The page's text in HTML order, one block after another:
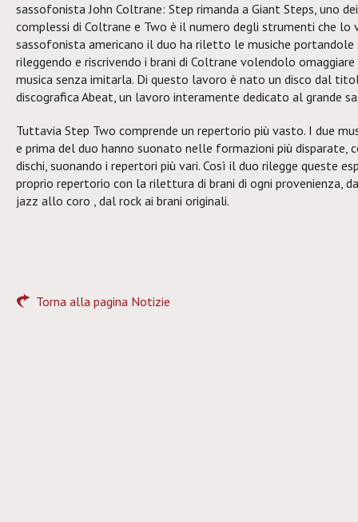
sassofonista John Coltrane: Step rimanda a Giant Steps, uno
complessi di Coltrane e Two è il numero degli strumenti che lo
sassofonista americano il duo ha riletto le musiche portandole
rileggendo e riscrivendo i brani di Coltrane volendolo
musica senza imitarla. Di questo lavoro è nato un disco dal
discografica Abeat, un lavoro interamente dedicato al grande
Tuttavia Step Two comprende un repertorio più vasto. I due
e prima del duo hanno suonato nelle formazioni più disparate,
dischi, suonando i repertori più vari. Così il duo rilegge queste
proprio repertorio con la rilettura di brani di ogni provenienza,
jazz allo coro , dal rock ai brani originali.
Torna alla pagina Notizie